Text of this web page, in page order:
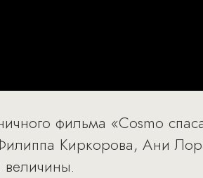
фильма «Cosmo
Киркорова, Ани
величины.